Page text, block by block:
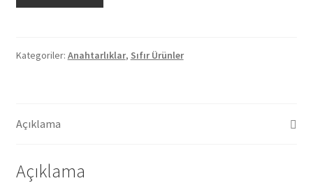
Darth
Kategoriler: Anahtarlıklar, Sıfır Ürünler
Açıklama
Açıklama